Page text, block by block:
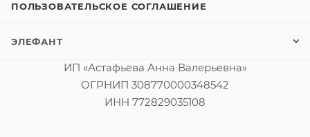
ПОЛЬЗОВАТЕЛЬСКОЕ СОГЛАШЕНИЕ
ЭЛЕФАНТ
ИП «Астафьева Анна Валерьевна»
ОГРНИП 308770000348542
ИНН 772829035108